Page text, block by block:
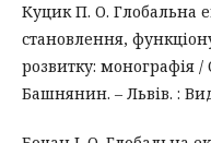
Куцик П. О. Глобальна
становлення,
розвитку: монографія /
Башнянин. – Львів. :